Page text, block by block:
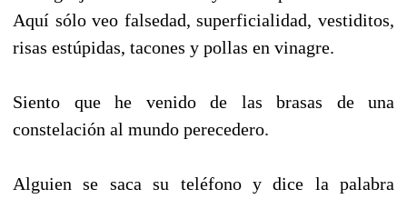
Aquí sólo veo falsedad, superficialidad, vestiditos,
risas estúpidas, tacones y pollas en vinagre.
Siento que he venido de las brasas de una
constelación al mundo perecedero.
Alguien se saca su teléfono y dice la palabra